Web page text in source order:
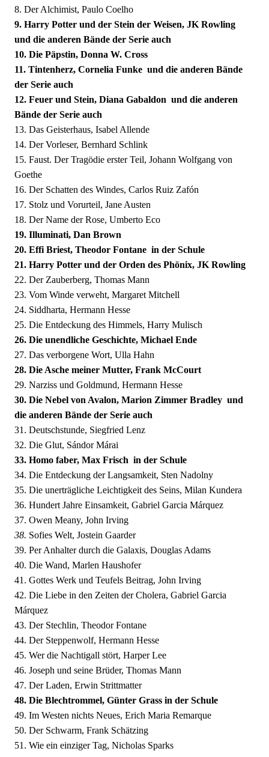
8. Der Alchimist, Paulo Coelho
9. Harry Potter und der Stein der Weisen, JK Rowling 
und die anderen Bände der Serie auch
10. Die Päpstin, Donna W. Cross
11. Tintenherz, Cornelia Funke  und die anderen Bände
der Serie auch
12. Feuer und Stein, Diana Gabaldon  und die anderen
Bände der Serie auch
13. Das Geisterhaus, Isabel Allende
14. Der Vorleser, Bernhard Schlink
15. Faust. Der Tragödie erster Teil, Johann Wolfgang von
Goethe
16. Der Schatten des Windes, Carlos Ruiz Zafón
17. Stolz und Vorurteil, Jane Austen
18. Der Name der Rose, Umberto Eco
19. Illuminati, Dan Brown
20. Effi Briest, Theodor Fontane  in der Schule
21. Harry Potter und der Orden des Phönix, JK Rowling
22. Der Zauberberg, Thomas Mann
23. Vom Winde verweht, Margaret Mitchell
24. Siddharta, Hermann Hesse
25. Die Entdeckung des Himmels, Harry Mulisch
26. Die unendliche Geschichte, Michael Ende
27. Das verborgene Wort, Ulla Hahn
28. Die Asche meiner Mutter, Frank McCourt
29. Narziss und Goldmund, Hermann Hesse
30. Die Nebel von Avalon, Marion Zimmer Bradley  und
die anderen Bände der Serie auch
31. Deutschstunde, Siegfried Lenz
32. Die Glut, Sándor Márai
33. Homo faber, Max Frisch  in der Schule
34. Die Entdeckung der Langsamkeit, Sten Nadolny
35. Die unerträgliche Leichtigkeit des Seins, Milan Kundera
36. Hundert Jahre Einsamkeit, Gabriel Garcia Márquez
37. Owen Meany, John Irving
38. Sofies Welt, Jostein Gaarder
39. Per Anhalter durch die Galaxis, Douglas Adams
40. Die Wand, Marlen Haushofer
41. Gottes Werk und Teufels Beitrag, John Irving
42. Die Liebe in den Zeiten der Cholera, Gabriel Garcia
Márquez
43. Der Stechlin, Theodor Fontane
44. Der Steppenwolf, Hermann Hesse
45. Wer die Nachtigall stört, Harper Lee
46. Joseph und seine Brüder, Thomas Mann
47. Der Laden, Erwin Strittmatter
48. Die Blechtrommel, Günter Grass in der Schule
49. Im Westen nichts Neues, Erich Maria Remarque
50. Der Schwarm, Frank Schätzing
51. Wie ein einziger Tag, Nicholas Sparks